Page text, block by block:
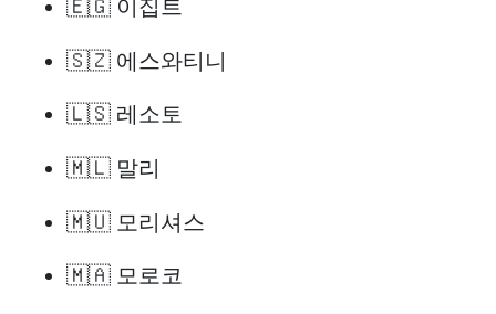
🇪🇬 이집트
🇸🇿 에스와티니
🇱🇸 레소토
🇲🇱 말리
🇲🇺 모리셔스
🇲🇦 모로코